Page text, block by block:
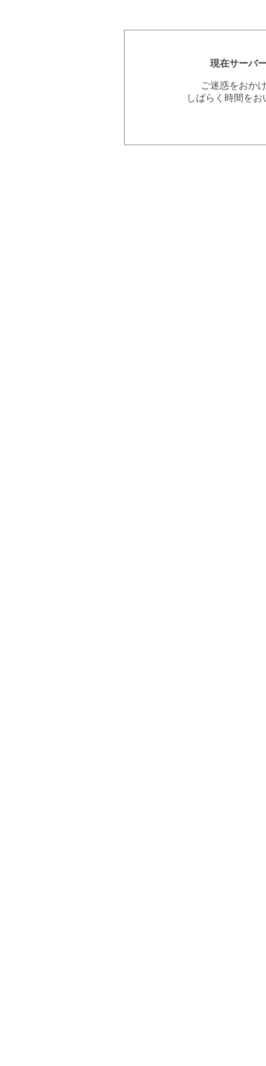
現在サーバ
ご迷惑をおか
しばらく時間を